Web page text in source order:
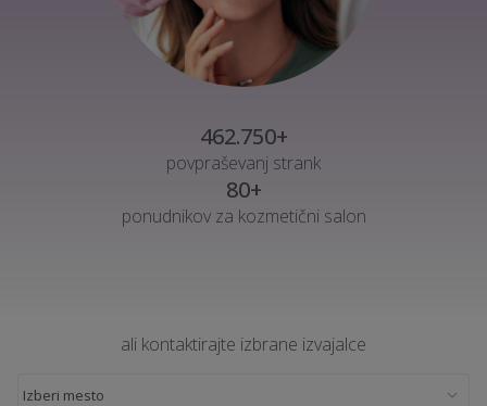
462.750+
povpraševanj strank
80+
ponudnikov za kozmetični salon
ali kontaktirajte izbrane izvajalce